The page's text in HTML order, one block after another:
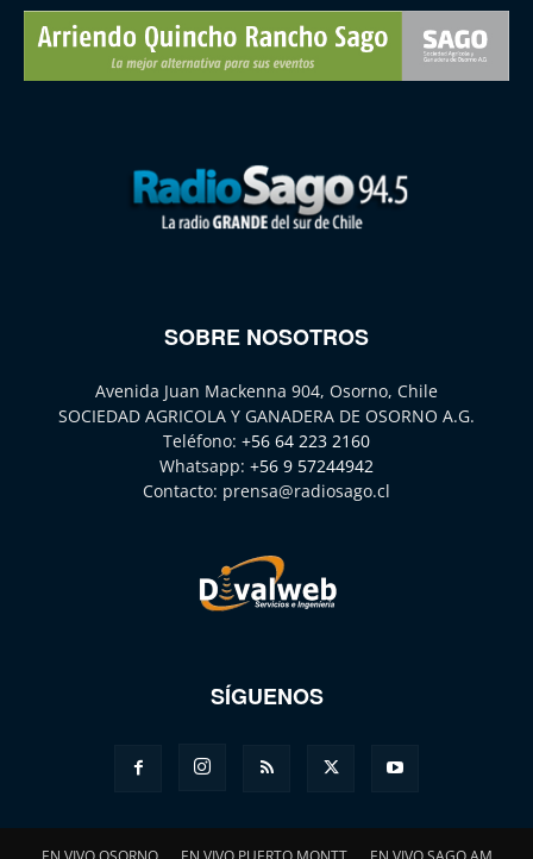
SOBRE NOSOTROS
Avenida Juan Mackenna 904, Osorno, Chile
SOCIEDAD AGRICOLA Y GANADERA DE OSORNO A.G.
Teléfono: +56 64 223 2160
Whatsapp: +56 9 57244942
Contacto: prensa@radiosago.cl
SÍGUENOS